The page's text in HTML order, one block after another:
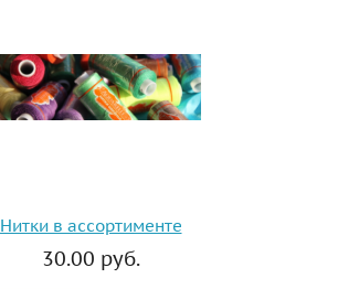
Нитки в ассортименте
30.00 руб.